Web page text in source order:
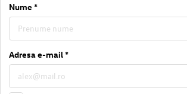
Nume *
Adresa e-mail *